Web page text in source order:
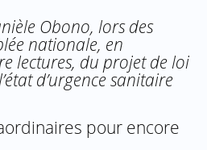
Obono, lors des
nationale, en
lectures, du projet de loi
d’urgence sanitaire
pour encore